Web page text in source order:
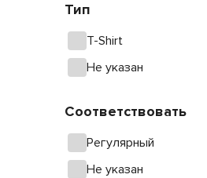
Тип
T-Shirt
Не указан
Соответствовать
Регулярный
Не указан